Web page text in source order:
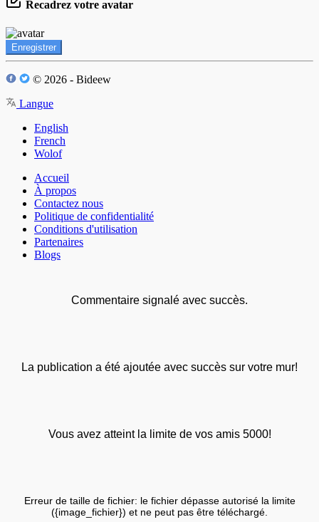
Recadrez votre avatar
Enregistrer
© 2026 - Bideew
Langue
English
French
Wolof
Accueil
À propos
Contactez nous
Politique de confidentialité
Conditions d'utilisation
Partenaires
Blogs
Commentaire signalé avec succès.
La publication a été ajoutée avec succès sur votre mur!
Vous avez atteint la limite de vos amis 5000!
Erreur de taille de fichier: le fichier dépasse autorisé la limite
({image_fichier}) et ne peut pas être téléchargé.